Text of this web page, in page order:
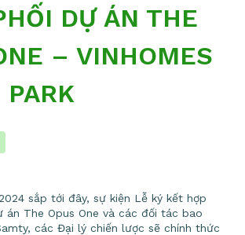
DỰ ÁN THE
– VINHOMES
PARK
sắp tới đây, sự kiện Lễ ký kết hợp
án The Opus One và các đối tác bao
các Đại lý chiến lược sẽ chính thức